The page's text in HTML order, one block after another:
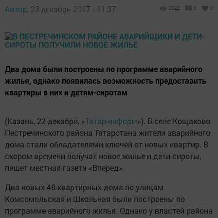
Автор, 23 декабрь 2017 - 11:37 2382 0 0
Два дома были построены по программе аварийного
жилья, однако появилась возможность предоставить
квартиры в них и детям-сиротам
(Казань, 22 декабря, «Татар-информ»). В селе Кощаково
Пестречинского района Татарстана жители аварийного
дома стали обладателями ключей от новых квартир. В
скором времени получат новое жилье и дети-сироты,
пишет местная газета «Вперед».
Два новых 48-квартирных дома по улицам
Комсомольская и Школьная были построены по
программе аварийного жилья. Однако у властей района